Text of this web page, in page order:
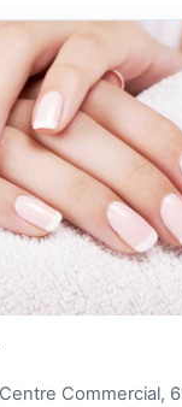
Commercial,